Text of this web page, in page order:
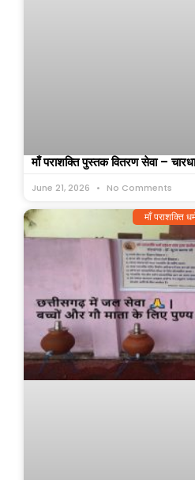
माँ पराशक्ति पुस्तक वितरण सेवा –
June 21, 2026 No Comments
माँ पराशक्ति